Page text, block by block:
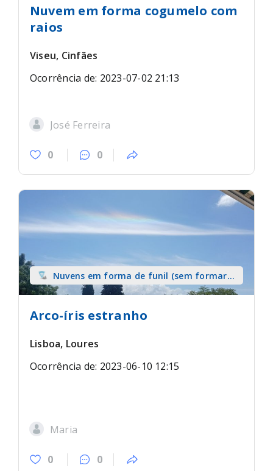
Nuvem em forma cogumelo com
raios
Viseu, Cinfães
Ocorrência de: 2023-07-02 21:13
José Ferreira
0 0
Nuvens em forma de funil (sem formar
tromba) sobre terra
Arco-íris estranho
Lisboa, Loures
Ocorrência de: 2023-06-10 12:15
Maria
0 0